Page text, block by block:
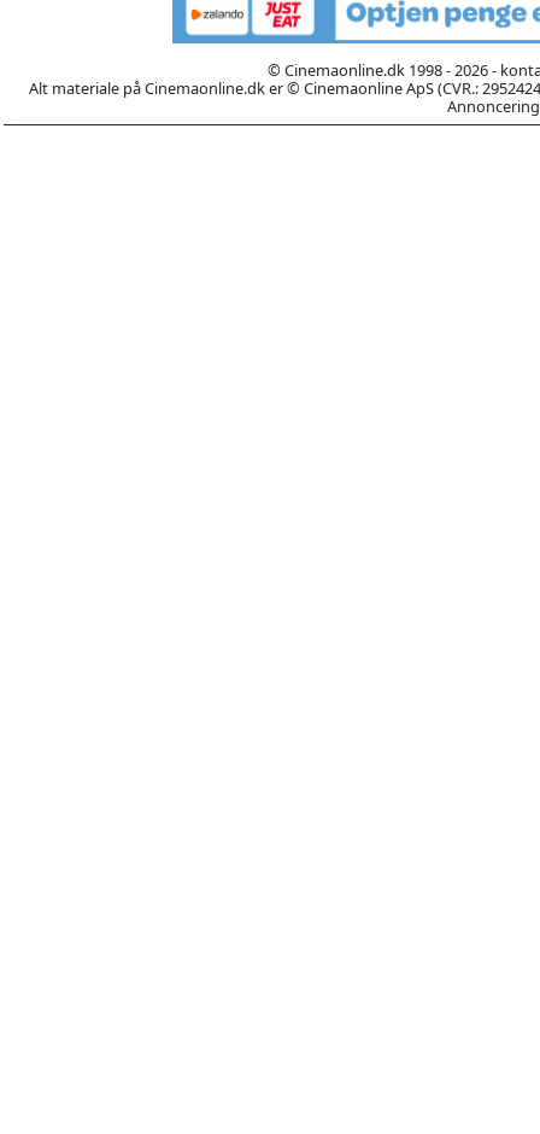
© Cinemaonline.dk 1998 - 2026 -
Alt materiale på Cinemaonline.dk er © Cinemaonline ApS (CVR.: